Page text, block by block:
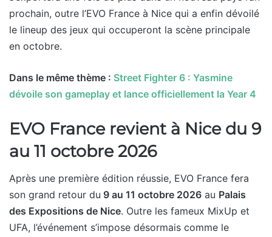
prochain, outre l’EVO France à Nice qui a enfin dévoilé
le lineup des jeux qui occuperont la scène principale
en octobre.
Dans le même thème : Street Fighter 6 : Yasmine
dévoile son gameplay et lance officiellement la Year 4
EVO France revient à Nice du 9
au 11 octobre 2026
Après une première édition réussie, EVO France fera
son grand retour du 9 au 11 octobre 2026 au Palais
des Expositions de Nice. Outre les fameux MixUp et
UFA, l’événement s’impose désormais comme le